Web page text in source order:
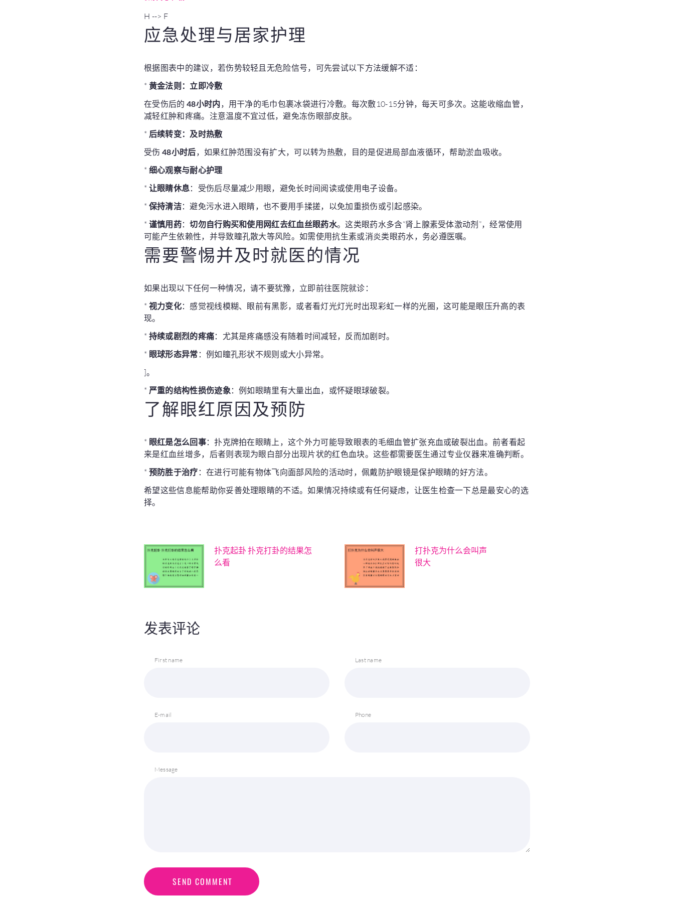
H --> F
应急处理与居家护理
根据图表中的建议，若伤势较轻且无危险信号，可先尝试以下方法缓解不适：
* 黄金法则：立即冷敷
在受伤后的 48小时内 ，用干净的毛巾包裹冰袋进行冷敷。每次敷10-15分钟，每天可多次。这能收缩血管，
减轻红肿和疼痛。注意温度不宜过低，避免冻伤眼部皮肤。
* 后续转变：及时热敷
受伤 48小时后，如果红肿范围没有扩大，可以转为热敷，目的是促进局部血液循环，帮助淤血吸收。
* 细心观察与耐心护理
* 让眼睛休息：受伤后尽量减少用眼，避免长时间阅读或使用电子设备。
* 保持清洁：避免污水进入眼睛，也不要用手揉搓，以免加重损伤或引起感染。
* 谨慎用药：切勿自行购买和使用网红去红血丝眼药水。这类眼药水多含“肾上腺素受体激动剂”，经常使用
可能产生依赖性，并导致瞳孔散大等风险。如需使用抗生素或消炎类眼药水，务必遵医嘱。
需要警惕并及时就医的情况
如果出现以下任何一种情况，请不要犹豫，立即前往医院就诊：
* 视力变化：感觉视线模糊、眼前有黑影，或者看灯光灯光时出现彩虹一样的光圈，这可能是眼压升高的表
现。
* 持续或剧烈的疼痛：尤其是疼痛感没有随着时间减轻，反而加剧时。
* 眼球形态异常 ：例如瞳孔形状不规则或大小异常。
]。
* 严重的结构性损伤迹象：例如眼睛里有大量出血，或怀疑眼球破裂。
了解眼红原因及预防
* 眼红是怎么回事：扑克牌拍在眼睛上，这个外力可能导致眼表的毛细血管扩张充血或破裂出血。前者看起
来是红血丝增多，后者则表现为眼白部分出现片状的红色血块。这些都需要医生通过专业仪器来准确判断。
* 预防胜于治疗 ：在进行可能有物体飞向面部风险的活动时，佩戴防护眼镜是保护眼睛的好方法。
希望这些信息能帮助你妥善处理眼睛的不适。如果情况持续或有任何疑虑，让医生检查一下总是最安心的选
择。
扑克起卦 扑克打卦的结果怎
么看
打扑克为什么会叫声
很大
发表评论
First name Last name
E-mail Phone
Message
SEND COMMENT
SEND COMMENT